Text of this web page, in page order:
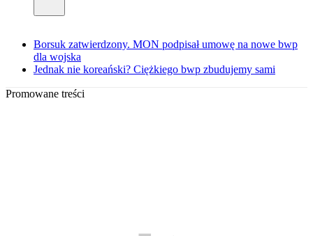
Borsuk zatwierdzony. MON podpisał umowę na nowe bwp
dla wojska
Jednak nie koreański? Ciężkiego bwp zbudujemy sami
Promowane treści